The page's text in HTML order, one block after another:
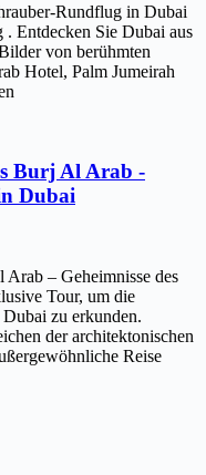
Rundflug in Dubai
Entdecken Sie Dubai aus
von berühmten
Hotel, Palm Jumeirah
Burj Al Arab -
Dubai
– Geheimnisse des
Tour, um die
zu erkunden.
der architektonischen
Reise